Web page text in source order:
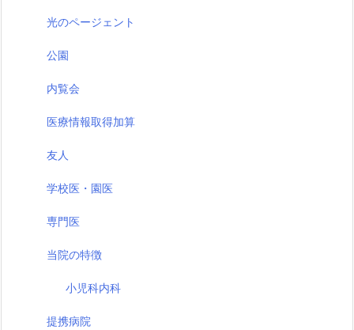
光のページェント
公園
内覧会
医療情報取得加算
友人
学校医・園医
専門医
当院の特徴
小児科内科
提携病院